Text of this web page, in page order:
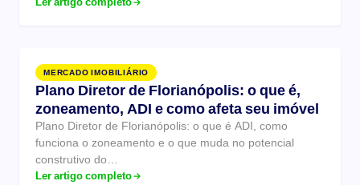
MERCADO IMOBILIÁRIO
Plano Diretor de Florianópolis: o que é,
zoneamento, ADI e como afeta seu imóvel
Plano Diretor de Florianópolis: o que é ADI, como
funciona o zoneamento e o que muda no potencial
construtivo do…
Ler artigo completo